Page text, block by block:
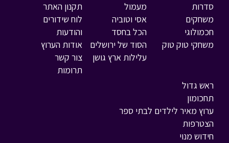
סדרות
משחקים
חכמולוגי
משחקי טוק טוק
מעמול
אסי וטוביה
הכל בחסד
הסוד של ירושלים
עלילות ארץ גושן
ראש גדול
תחכומון
ערוץ מאיר לילדים לבתי ספר
הצטרפות
חידוש מנוי
תקנון האתר
לוח שידורים
והודעות
אודות הערוץ
צור קשר
תרומות